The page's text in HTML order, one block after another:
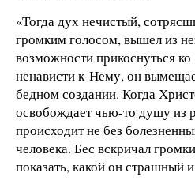
«Тогда дух нечистый,
громким голосом, вышел из
возможности прикоснуться
ненависти к Нему, он
бедном создании. Когда
освобождает чью-то душу из
происходит не без
человека. Бес вскричал
показать, какой он страшный